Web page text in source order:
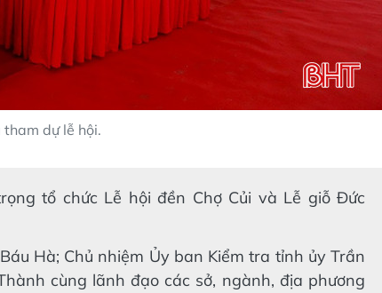
dự lễ hội.
tổ chức Lễ hội đền Chợ Củi và Lễ giỗ Đức
Hà; Chủ nhiệm Ủy ban Kiểm tra tỉnh ủy Trần
cùng lãnh đạo các sở, ngành, địa phương